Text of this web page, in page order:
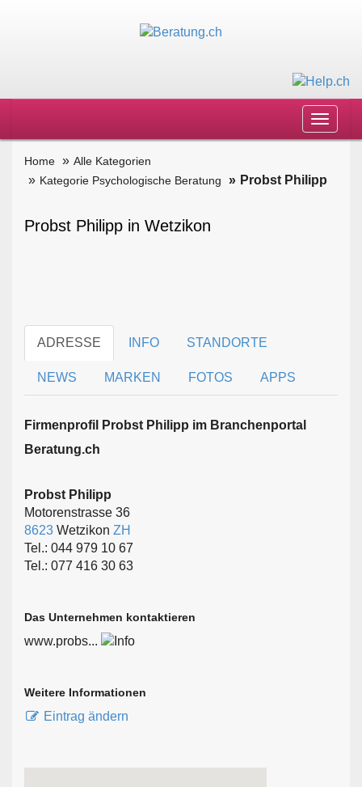
Toggle
Home
Alle Kategorien
Kategorie Psychologische Beratung
Probst Philipp
Probst Philipp in Wetzikon
ADRESSE INFO STANDORTE
NEWS MARKEN FOTOS APPS
Firmen­profil Probst Philipp im Branchen­portal
Beratung.ch
Probst Philipp
Motorenstrasse 36
8623 Wetzikon ZH
Tel.: 044 979 10 67
Tel.: 077 416 30 63
Das Unternehmen kontaktieren
www.probs...
Weitere Informationen
Eintrag ändern